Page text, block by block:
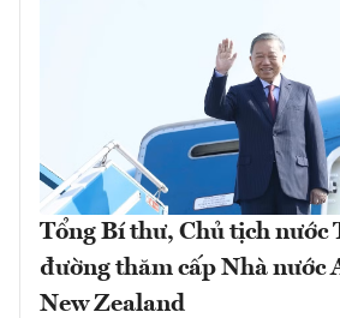
Tổng Bí thư, Chủ tịch nước
đường thăm cấp Nhà nước
New Zealand